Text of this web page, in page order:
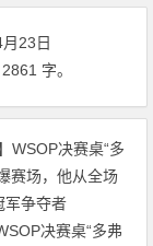
23日
字。
决赛桌“多弗